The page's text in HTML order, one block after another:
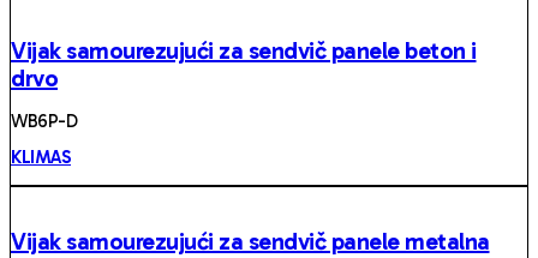
Vijak samourezujući za sendvič panele beton i
drvo
WB6P-D
KLIMAS
Vijak samourezujući za sendvič panele metalna